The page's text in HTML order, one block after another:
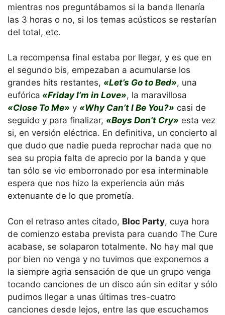
mientras nos preguntábamos si la banda llenaría
las 3 horas o no, si los temas acústicos se restarían
del total, etc.
La recompensa final estaba por llegar, y es que en
el segundo bis, empezaban a acumularse los
grandes hits restantes, «Let’s Go to Bed», una
eufórica «Friday I’m in Love», la maravillosa
«Close To Me» y «Why Can’t I Be You?» casi de
seguido y para finalizar, «Boys Don’t Cry» esta vez
si, en versión eléctrica. En definitiva, un concierto al
que dudo que nadie pueda reprochar nada que no
sea su propia falta de aprecio por la banda y que
tan sólo se vio emborronado por esa interminable
espera que nos hizo la experiencia aún más
extenuante de lo que prometía.
Con el retraso antes citado, Bloc Party, cuya hora
de comienzo estaba prevista para cuando The Cure
acabase, se solaparon totalmente. No hay mal que
por bien no venga y no tuvimos que exponernos a
la siempre agria sensación de que un grupo venga
tocando canciones de un disco aún sin editar y sólo
pudimos llegar a unas últimas tres-cuatro
canciones desde lejos, entre las que escuchamos